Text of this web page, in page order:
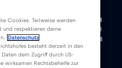
Cookies. Teilweise werden
und respektieren deine
Datenschutz
besteht derzeit in den
dem Zugriff durch US-
wirksamen Rechtsbehelfe zur